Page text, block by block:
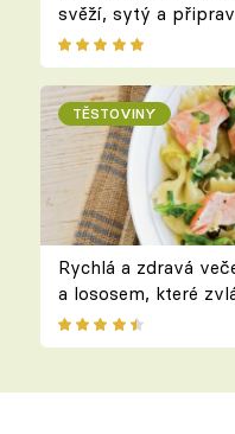
svěží, sytý a
TĚSTOVINY
Rychlá a zdravá
a lososem, které